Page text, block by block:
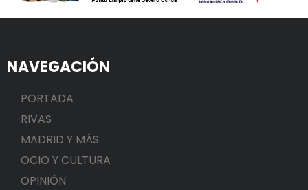
NAVEGACIÓN
PORTADA
RIVAS
MADRID Y MÁS
OCIO Y CULTURA
OPINIÓN